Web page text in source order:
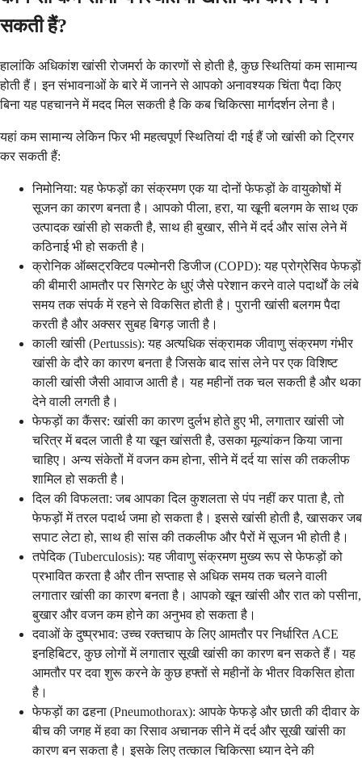
सकती हैं?
हालांकि अधिकांश खांसी रोजमर्रा के कारणों से होती है, कुछ स्थितियां कम सामान्य
होती हैं। इन संभावनाओं के बारे में जानने से आपको अनावश्यक चिंता पैदा किए
बिना यह पहचानने में मदद मिल सकती है कि कब चिकित्सा मार्गदर्शन लेना है।
यहां कम सामान्य लेकिन फिर भी महत्वपूर्ण स्थितियां दी गई हैं जो खांसी को ट्रिगर
कर सकती हैं:
निमोनिया: यह फेफड़ों का संक्रमण एक या दोनों फेफड़ों के वायुकोषों में
सूजन का कारण बनता है। आपको पीला, हरा, या खूनी बलगम के साथ एक
उत्पादक खांसी हो सकती है, साथ ही बुखार, सीने में दर्द और सांस लेने में
कठिनाई भी हो सकती है।
क्रोनिक ऑब्सट्रक्टिव पल्मोनरी डिजीज (COPD): यह प्रोग्रेसिव फेफड़ों
की बीमारी आमतौर पर सिगरेट के धुएं जैसे परेशान करने वाले पदार्थों के लंबे
समय तक संपर्क में रहने से विकसित होती है। पुरानी खांसी बलगम पैदा
करती है और अक्सर सुबह बिगड़ जाती है।
काली खांसी (Pertussis): यह अत्यधिक संक्रामक जीवाणु संक्रमण गंभीर
खांसी के दौरे का कारण बनता है जिसके बाद सांस लेने पर एक विशिष्ट
काली खांसी जैसी आवाज आती है। यह महीनों तक चल सकती है और थका
देने वाली लगती है।
फेफड़ों का कैंसर: खांसी का कारण दुर्लभ होते हुए भी, लगातार खांसी जो
चरित्र में बदल जाती है या खून खांसती है, उसका मूल्यांकन किया जाना
चाहिए। अन्य संकेतों में वजन कम होना, सीने में दर्द या सांस की तकलीफ
शामिल हो सकती है।
दिल की विफलता: जब आपका दिल कुशलता से पंप नहीं कर पाता है, तो
फेफड़ों में तरल पदार्थ जमा हो सकता है। इससे खांसी होती है, खासकर जब
सपाट लेटा हो, साथ ही सांस की तकलीफ और पैरों में सूजन भी होती है।
तपेदिक (Tuberculosis): यह जीवाणु संक्रमण मुख्य रूप से फेफड़ों को
प्रभावित करता है और तीन सप्ताह से अधिक समय तक चलने वाली
लगातार खांसी का कारण बनता है। आपको खून खांसी और रात को पसीना,
बुखार और वजन कम होने का अनुभव हो सकता है।
दवाओं के दुष्प्रभाव: उच्च रक्तचाप के लिए आमतौर पर निर्धारित ACE
इनहिबिटर, कुछ लोगों में लगातार सूखी खांसी का कारण बन सकते हैं। यह
आमतौर पर दवा शुरू करने के कुछ हफ्तों से महीनों के भीतर विकसित होता
है।
फेफड़ों का ढहना (Pneumothorax): आपके फेफड़े और छाती की दीवार के
बीच की जगह में हवा का रिसाव अचानक सीने में दर्द और सूखी खांसी का
कारण बन सकता है। इसके लिए तत्काल चिकित्सा ध्यान देने की